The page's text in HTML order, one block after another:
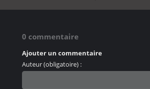
0 commentaire
Ajouter un commentaire
Auteur (obligatoire) :